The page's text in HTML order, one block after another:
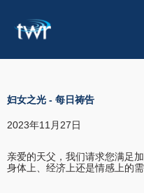
妇女之光 - 每日祷告
2023年11月27日
亲爱的天父，我们请求您满足
身体上、经济上还是情感上的